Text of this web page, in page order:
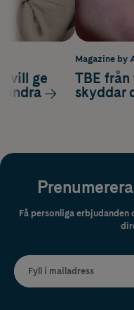
vill ge
lindra
Magazine by
TBE
skyddar
Få personliga erbjudanden
Fyll i mailadress